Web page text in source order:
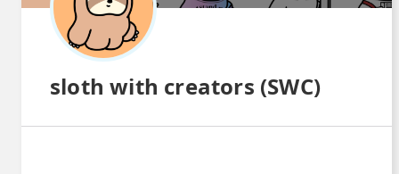
sloth with creators (SWC)